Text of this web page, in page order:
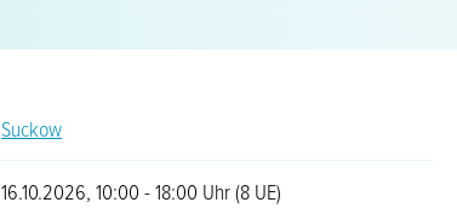
Suckow
16.10.2026, 10:00 - 18:00 Uhr (8 UE)